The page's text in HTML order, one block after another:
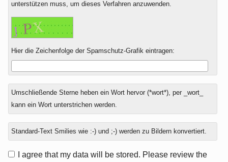
unterstützen muss, um dieses Verfahren anzuwenden.
Hier die Zeichenfolge der Spamschutz-Grafik eintragen:
Umschließende Sterne heben ein Wort hervor (*wort*), per _wort_
kann ein Wort unterstrichen werden.
Standard-Text Smilies wie :-) und ;-) werden zu Bildern konvertiert.
I agree that my data will be stored. Please review the